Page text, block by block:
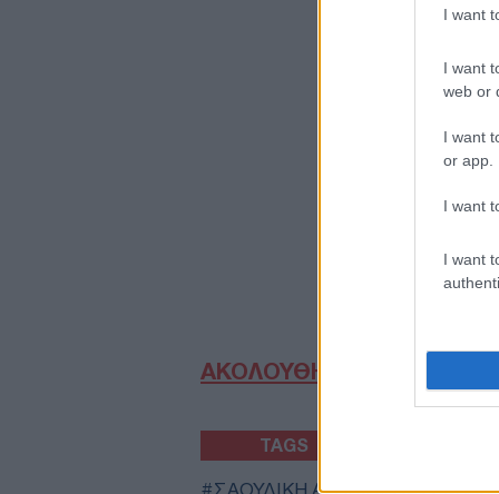
I want
I want
web or
I want
or app.
I want
I want
ΑΚΟΛΟΥΘΗΣΤΕ ΜΑΣ ΣΤΟ
TAGS